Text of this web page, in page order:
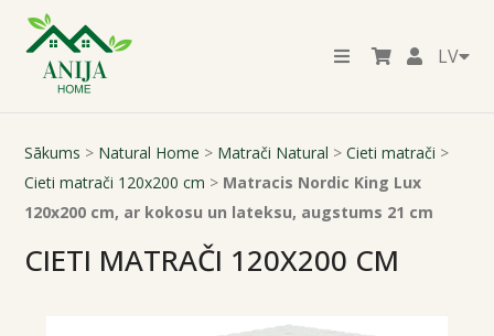
LV
Sākums > Natural Home > Matrači Natural >Cieti matrači >
Cieti matrači 120x200 cm > Matracis Nordic King Lux
120x200 cm, ar kokosu un lateksu, augstums 21 cm
CIETI MATRAČI 120X200 CM